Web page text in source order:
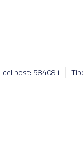
del post: 584081